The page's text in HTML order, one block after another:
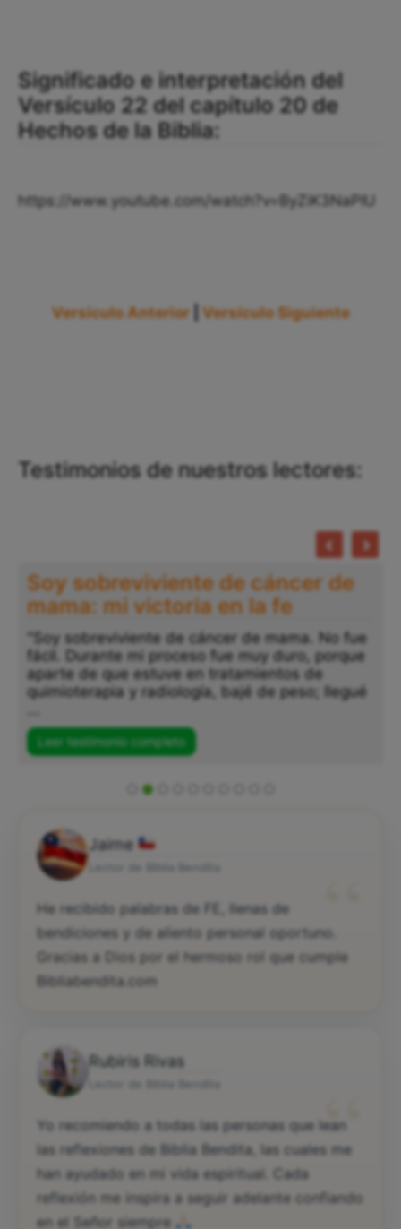
Significado e interpretación del
Versículo 22 del capítulo 20 de
Hechos de la Biblia:
https://www.youtube.com/watch?v=ByZiK3NaPIU
Versículo Anterior Versículo Siguiente
Testimonios de nuestros lectores:
Soy sobreviviente de cáncer de
mama: mi victoria en la fe
"Soy sobreviviente de cáncer de mama. No fue
fácil. Durante mi proceso fue muy duro, porque
aparte de que estuve en tratamientos de
quimioterapia y radiología, bajé de peso; llegué
Leer testimonio completo
Jaime
“
He recibido palabras de FE, llenas de
bendiciones y de aliento personal oportuno.
Gracias a Dios por el hermoso rol que cumple
Bibliabendita.com
Rubiris Rivas
“
Yo recomiendo a todas las personas que lean
las reflexiones de Biblia Bendita, las cuales me
han ayudado en mi vida espiritual. Cada
reflexión me inspira a seguir adelante confiando
en el Señor siempre